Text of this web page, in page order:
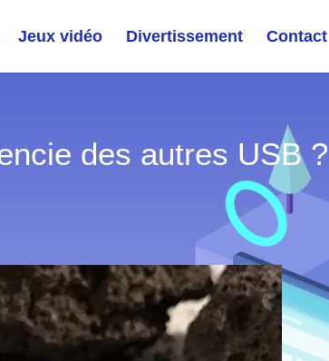
Jeux vidéo Divertissement Contact
des autres USB ?